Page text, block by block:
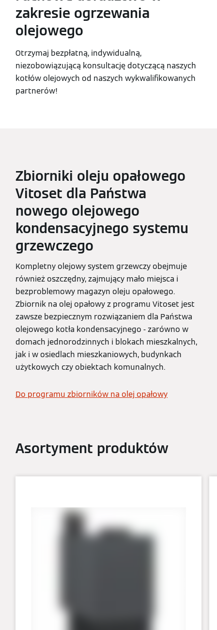
zakresie ogrzewania
olejowego
Otrzymaj bezpłatną, indywidualną,
niezobowiązującą konsultację dotyczącą naszych
kotłów olejowych od naszych wykwalifikowanych
partnerów!
Zbiorniki oleju opałowego
Vitoset dla Państwa
nowego olejowego
kondensacyjnego systemu
grzewczego
Kompletny olejowy system grzewczy obejmuje
również oszczędny, zajmujący mało miejsca i
bezproblemowy magazyn oleju opałowego.
Zbiornik na olej opałowy z programu Vitoset jest
zawsze bezpiecznym rozwiązaniem dla Państwa
olejowego kotła kondensacyjnego - zarówno w
domach jednorodzinnych i blokach mieszkalnych,
jak i w osiedlach mieszkaniowych, budynkach
użytkowych czy obiektach komunalnych.
Do programu zbiorników na olej opałowy
Asortyment produktów